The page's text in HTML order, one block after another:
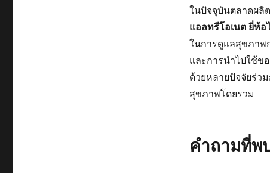
ในปัจจุบันตลาดผลิ
แอลทรีโอเนต ยี่ห้อ
ในการดูแลสุขภา
และการนำไปใช้ข
ด้วยหลายปัจจัยร่ว
สุขภาพโดยรวม
คำถามที่พ